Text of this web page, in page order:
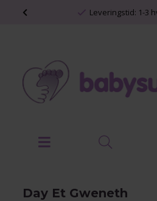
Leveringstid: 1-3 hverdage
Day Et Gweneth